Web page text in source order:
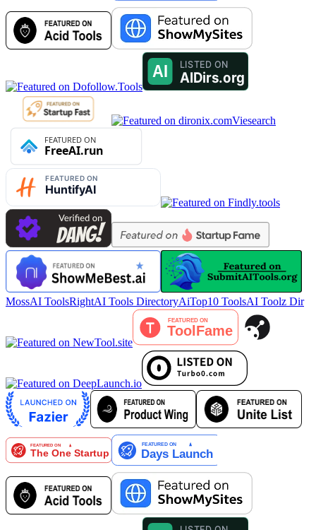
Viesearch
MossAI ToolsRightAI Tools DirectoryAiTop10 ToolsAI Toolz Dir